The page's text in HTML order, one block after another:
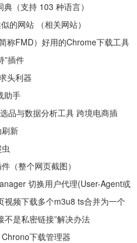
（支持 103 种语言）
的网站 （相关网站）
称FMD）好用的Chrome下载工具
”插件
头利器
助手
品与数据分析工具 跨境电商插
新
（整个网页截图）
切换用户代理(User-Agent或
频下载多个m3u8 ts合并为一个
不是私密链接”解决办法
下载管理器